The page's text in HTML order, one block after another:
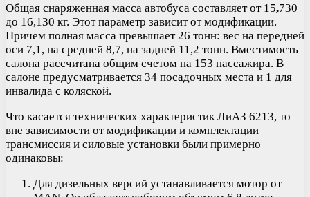
Общая снаряженная масса автобуса составляет от 15,730
до 16,130 кг. Этот параметр зависит от модификации.
Причем полная масса превышает 26 тонн: вес на передней
оси 7,1, на средней 8,7, на задней 11,2 тонн. Вместимость
салона рассчитана общим счетом на 153 пассажира. В
салоне предусматривается 34 посадочных места и 1 для
инвалида с коляской.
Что касается технических характеристик ЛиАЗ 6213, то
вне зависимости от модификации и комплектации
трансмиссия и силовые установки были примерно
одинаковы:
Для дизельных версий устанавливается мотор от